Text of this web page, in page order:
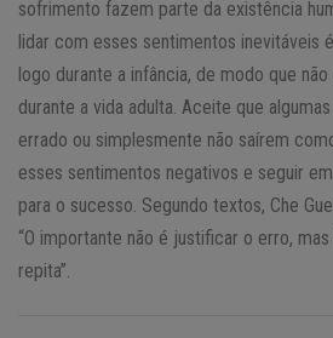
sofrimento fazem parte da existência
lidar com esses sentimentos inevitáveis
logo durante a infância, de modo que
durante a vida adulta. Aceite que
errado ou simplesmente não saírem
esses sentimentos negativos e seguir
para o sucesso. Segundo textos, Che
“O importante não é justificar o erro,
repita”.